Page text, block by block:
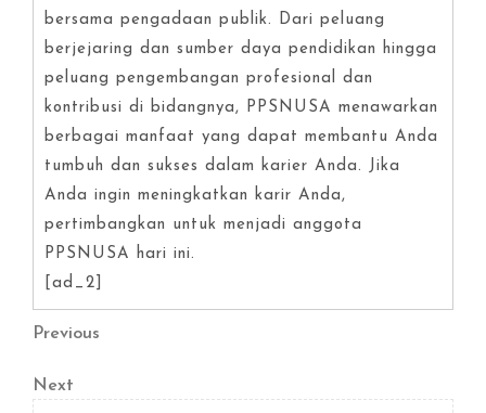
bersama pengadaan publik. Dari peluang
berjejaring dan sumber daya pendidikan hingga
peluang pengembangan profesional dan
kontribusi di bidangnya, PPSNUSA menawarkan
berbagai manfaat yang dapat membantu Anda
tumbuh dan sukses dalam karier Anda. Jika
Anda ingin meningkatkan karir Anda,
pertimbangkan untuk menjadi anggota
PPSNUSA hari ini.
[ad_2]
Post
navigation
Previous
Previous
Next
Next